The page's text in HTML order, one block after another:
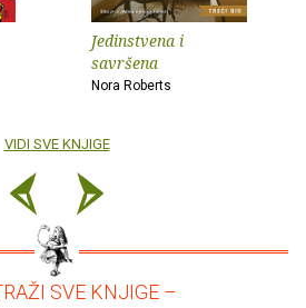
Jedinstvena i
savršena
Nora Roberts
VIDI SVE KNJIGE
SVE KNJIGE –